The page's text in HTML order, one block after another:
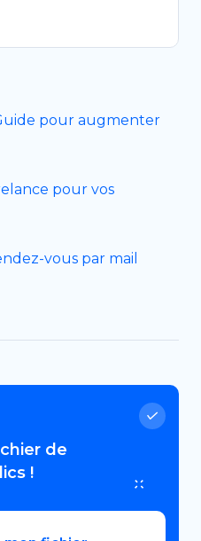
pour augmenter
pour vos
vous par mail
de
!